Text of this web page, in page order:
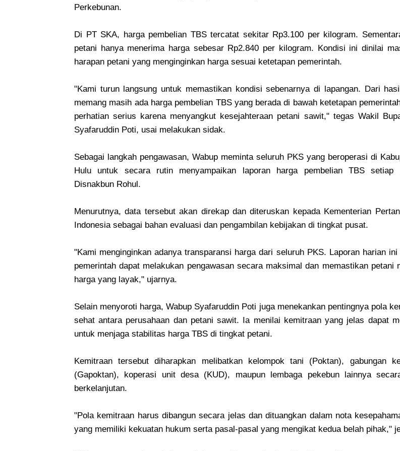
Perkebunan.
Di PT SKA, harga pembelian TBS tercatat sekitar Rp3.100 per kilogram.
petani hanya menerima harga sebesar Rp2.840 per kilogram. Kondisi ini dinilai
harapan petani yang menginginkan harga sesuai ketetapan pemerintah.
"Kami turun langsung untuk memastikan kondisi sebenarnya di lapangan. Dari
memang masih ada harga pembelian TBS yang berada di bawah ketetapan
perhatian serius karena menyangkut kesejahteraan petani sawit," tegas Wakil
Syafaruddin Poti, usai melakukan sidak.
Sebagai langkah pengawasan, Wabup meminta seluruh PKS yang beroperasi di
Hulu untuk secara rutin menyampaikan laporan harga pembelian TBS setiap
Disnakbun Rohul.
Menurutnya, data tersebut akan direkap dan diteruskan kepada Kementerian
Indonesia sebagai bahan evaluasi dan pengambilan kebijakan di tingkat pusat.
"Kami menginginkan adanya transparansi harga dari seluruh PKS. Laporan harian ini
pemerintah dapat melakukan pengawasan secara maksimal dan memastikan petani
harga yang layak," ujarnya.
Selain menyoroti harga, Wabup Syafaruddin Poti juga menekankan pentingnya pola
sehat antara perusahaan dan petani sawit. Ia menilai kemitraan yang jelas dapat
untuk menjaga stabilitas harga TBS di tingkat petani.
Kemitraan tersebut diharapkan melibatkan kelompok tani (Poktan), gabungan
(Gapoktan), koperasi unit desa (KUD), maupun lembaga pekebun lainnya
berkelanjutan.
"Pola kemitraan harus dibangun secara jelas dan dituangkan dalam nota
yang memiliki kekuatan hukum serta pasal-pasal yang mengikat kedua belah pihak,"